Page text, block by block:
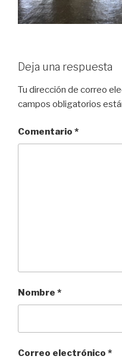
Deja una respuesta
Tu dirección de correo
campos obligatorios
Comentario *
Nombre *
Correo electrónico *